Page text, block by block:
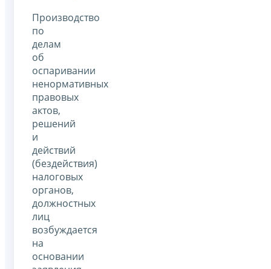
Производство
по
делам
об
оспаривании
ненормативных
правовых
актов,
решений
и
действий
(бездействия)
налоговых
органов,
должностных
лиц
возбуждается
на
основании